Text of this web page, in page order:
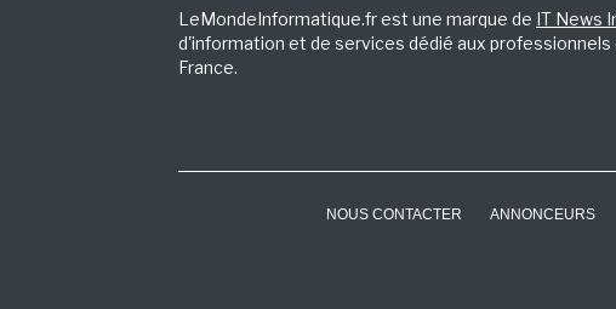
LeMondeInformatique.fr est une marque de IT News
d'information et de services dédié aux professionnels
France.
NOUS CONTACTER ANNONCEURS